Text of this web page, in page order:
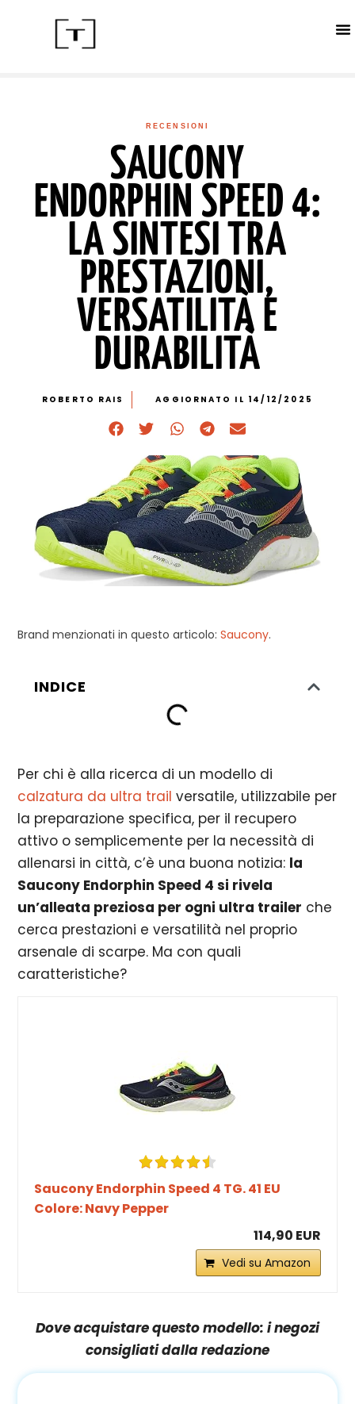
RECENSIONI
SAUCONY
ENDORPHIN SPEED 4:
LA SINTESI TRA
PRESTAZIONI,
VERSATILITÀ E
DURABILITÀ
ROBERTO RAIS AGGIORNATO IL 14/12/2025
Brand menzionati in questo articolo:Saucony.
INDICE
Per chi è alla ricerca di un modello di
calzatura da ultra trail versatile, utilizzabile per
la preparazione specifica, per il recupero
attivo o semplicemente per la necessità di
allenarsi in città, c’è una buona notizia: la
Saucony Endorphin Speed 4 si rivela
un’alleata preziosa per ogni ultra trailer che
cerca prestazioni e versatilità nel proprio
arsenale di scarpe. Ma con quali
caratteristiche?
Saucony Endorphin Speed 4 TG. 41 EU
Colore: Navy Pepper
114,90 EUR
Vedi su Amazon
Dove acquistare questo modello: i negozi
consigliati dalla redazione